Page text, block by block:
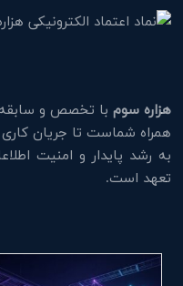
هزاره سوم با تخصص و سابقه
همراه شماست تا جریان کاری
به رشد پایدار و امنیت
تعهد است.